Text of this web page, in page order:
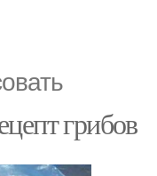
грибов